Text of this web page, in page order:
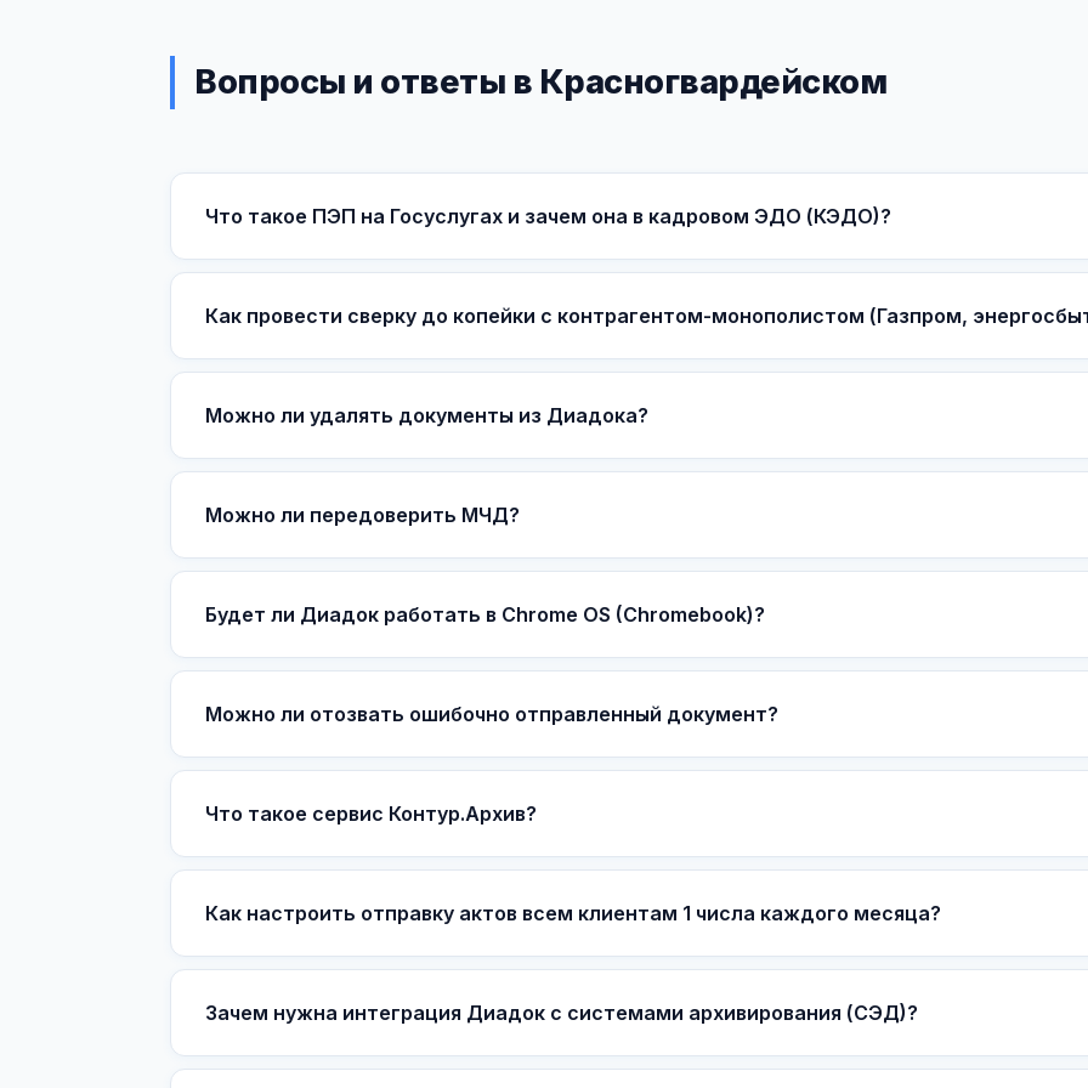
Вопросы и ответы в Красногвардейском
Что такое ПЭП на Госуслугах и зачем она в кадровом ЭДО (КЭДО)?
Как провести сверку до копейки с контрагентом-монополистом (Газпром,
Можно ли удалять документы из Диадока?
Можно ли передоверить МЧД?
Будет ли Диадок работать в Chrome OS (Chromebook)?
Можно ли отозвать ошибочно отправленный документ?
Что такое сервис Контур.Архив?
Как настроить отправку актов всем клиентам 1 числа каждого месяца?
Зачем нужна интеграция Диадок с системами архивирования (СЭД)?